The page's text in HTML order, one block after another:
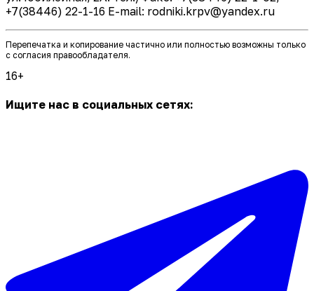
+7(38446) 22-1-16 E-mail: rodniki.krpv@yandex.ru
Перепечатка и копирование частично или полностью возможны только
с согласия правообладателя.
16+
Ищите нас в социальных сетях: